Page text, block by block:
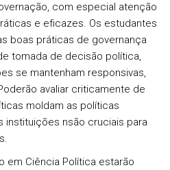
com especial atenção
e eficazes. Os estudantes
boas práticas de governança
tomada de decisão política,
se mantenham responsivas,
avaliar criticamente de
moldam as políticas
instituições nsão cruciais para
em Ciência Política estarão